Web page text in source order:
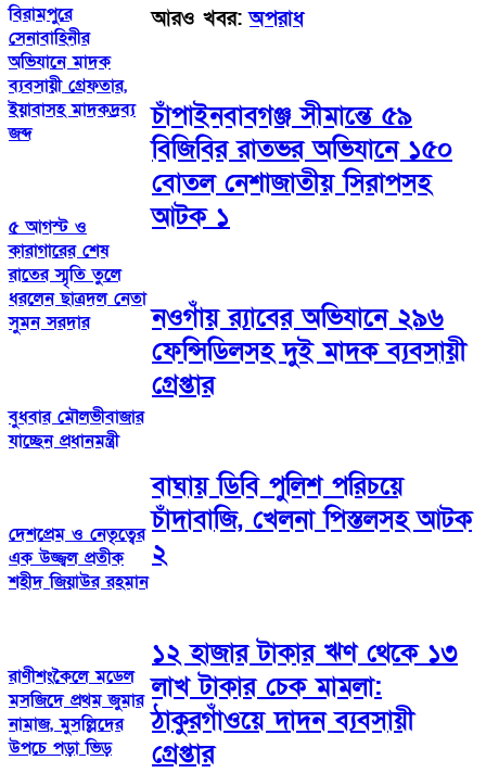
বিরামপুরে
সেনাবাহিনীর
অভিযানে মাদক
ব্যবসায়ী গ্রেফতার,
ইয়াবাসহ মাদকদ্রব্য
জব্দ
৫ আগস্ট ও
কারাগারের শেষ
রাতের স্মৃতি তুলে
ধরলেন ছাত্রদল নেতা
সুমন সরদার
বুধবার মৌলভীবাজার
যাচ্ছেন প্রধানমন্ত্রী
দেশপ্রেম ও নেতৃত্বের
এক উজ্জ্বল প্রতীক
শহীদ জিয়াউর রহমান
রাণীশংকৈলে মডেল
মসজিদে প্রথম জুমার
নামাজ, মুসল্লিদের
উপচে পড়া ভিড়
আরও খবর:অপরাধ
চাঁপাইনবাবগঞ্জ সীমান্তে ৫৯
বিজিবির রাতভর অভিযানে ১৫০
বোতল নেশাজাতীয় সিরাপসহ
আটক ১
নওগাঁয় র‌্যাবের অভিযানে ২৯৬
ফেন্সিডিলসহ দুই মাদক ব্যবসায়ী
গ্রেপ্তার
বাঘায় ডিবি পুলিশ পরিচয়ে
চাঁদাবাজি, খেলনা পিস্তলসহ আটক
২
১২ হাজার টাকার ঋণ থেকে ১৩
লাখ টাকার চেক মামলা:
ঠাকুরগাঁওয়ে দাদন ব্যবসায়ী
গ্রেপ্তার